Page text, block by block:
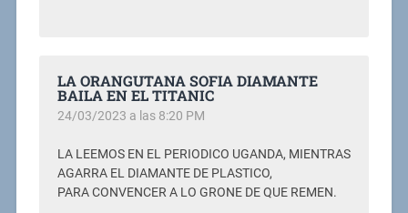
LA ORANGUTANA SOFIA DIAMANTE
BAILA EN EL TITANIC
24/03/2023 a las 8:20 PM
LA LEEMOS EN EL PERIODICO UGANDA, MIENTRAS
AGARRA EL DIAMANTE DE PLASTICO,
PARA CONVENCER A LO GRONE DE QUE REMEN.